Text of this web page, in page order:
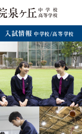
入試情報 中学校/高等学校